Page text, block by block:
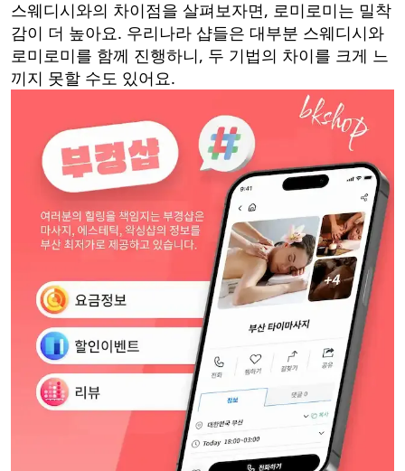
스웨디시와의 차이점을 살펴보자면, 로미로미는 밀착
감이 더 높아요. 우리나라 샵들은 대부분 스웨디시와
로미로미를 함께 진행하니, 두 기법의 차이를 크게 느
끼지 못할 수도 있어요.